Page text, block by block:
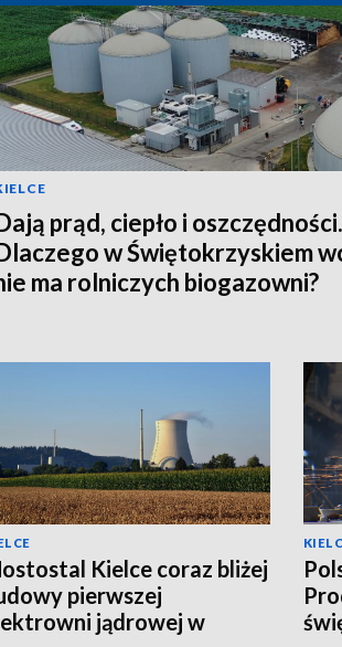
prąd, ciepło i oszczędności.
w Świętokrzyskiem
ma rolniczych biogazowni?
Kielce coraz bliżej
pierwszej
jądrowej w